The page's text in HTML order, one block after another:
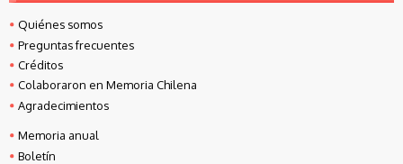
Quiénes somos
Preguntas frecuentes
Créditos
Colaboraron en Memoria Chilena
Agradecimientos
Memoria anual
Boletín